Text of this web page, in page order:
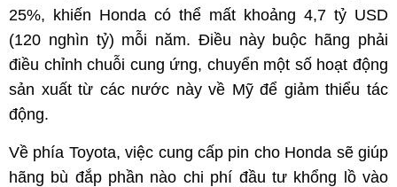
25%, khiến Honda có thể mất khoảng 4,7 tỷ USD
(120 nghìn tỷ) mỗi năm. Điều này buộc hãng phải
điều chỉnh chuỗi cung ứng, chuyển một số hoạt động
sản xuất từ các nước này về Mỹ để giảm thiểu tác
động.
Về phía Toyota, việc cung cấp pin cho Honda sẽ giúp
hãng bù đắp phần nào chi phí đầu tư khổng lồ vào